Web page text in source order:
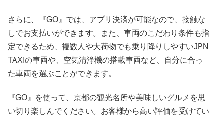
さらに、『GO』では、アプリ決済が可能なので、接触な
しでお支払いができます。また、車両のこだわり条件も指
定できるため、複数人や大荷物でも乗り降りしやすいJPN
TAXIの車両や、空気清浄機の搭載車両など、自分に合っ
た車両を選ぶことができます。
『GO』を使って、京都の観光名所や美味しいグルメを思
い切り楽しんでください。お客様から高い評価を受けてい